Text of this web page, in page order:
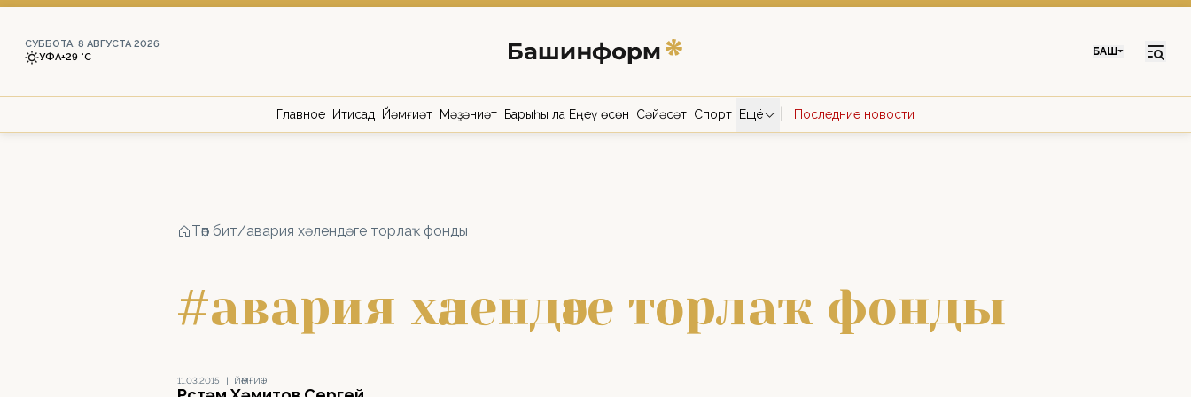
СУББОТА, 8 АВГУСТА 2026
УФА+29 °С БАШ
Главное Иҡтисад Йәмғиәт Мәҙәниәт Барыһы ла Еңеү өсөн Сәйәсәт Спорт Ещё Последние новости
Төп бит/авария хәлендәге торлаҡ фонды
#авария хәлендәге торлаҡ фонды
11.03.2015 | ЙӘМҒИӘТ